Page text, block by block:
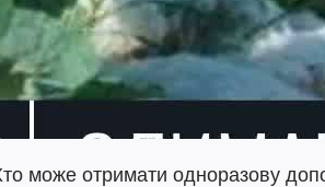
може отримати одноразову